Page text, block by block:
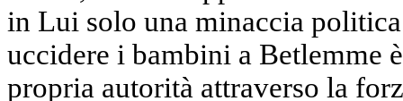
in Lui solo una minaccia
uccidere i bambini a Betlemme
propria autorità attraverso la